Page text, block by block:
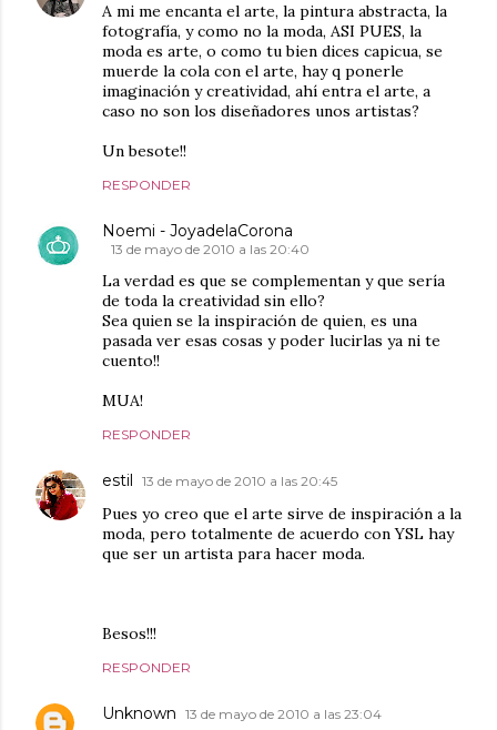
A mi me encanta el arte, la pintura abstracta, la
fotografía, y como no la moda, ASI PUES, la
moda es arte, o como tu bien dices capicua, se
muerde la cola con el arte, hay q ponerle
imaginación y creatividad, ahí entra el arte, a
caso no son los diseñadores unos artistas?
Un besote!!
RESPONDER
Noemi - JoyadelaCorona
13 de mayo de 2010 a las 20:40
La verdad es que se complementan y que sería
de toda la creatividad sin ello?
Sea quien se la inspiración de quien, es una
pasada ver esas cosas y poder lucirlas ya ni te
cuento!!
MUA!
RESPONDER
estil 13 de mayo de 2010 a las 20:45
Pues yo creo que el arte sirve de inspiración a la
moda, pero totalmente de acuerdo con YSL hay
que ser un artista para hacer moda.
Besos!!!
RESPONDER
Unknown 13 de mayo de 2010 a las 23:04